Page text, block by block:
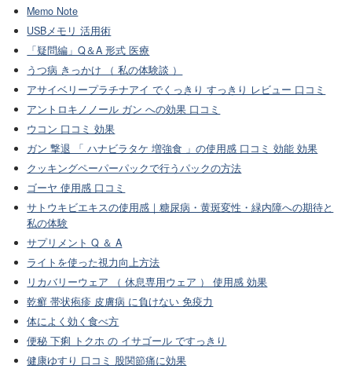
Memo Note
USBメモリ 活用術
「疑問編」Q＆A 形式 医療
うつ病 きっかけ （ 私の体験談 ）
アサイベリープラチナアイ でくっきり すっきり レビュー 口コミ
アントロキノノール ガン への効果 口コミ
ウコン 口コミ 効果
ガン 撃退 「 ハナビラタケ 増強食 」の使用感 口コミ 効能 効果
クッキングペーパーパックで行うパックの方法
ゴーヤ 使用感 口コミ
サトウキビエキスの使用感｜糖尿病・黄斑変性・緑内障への期待と
私の体験
サプリメント Q ＆ A
ライトを使った視力向上方法
リカバリーウェア （ 休息専用ウェア ） 使用感 効果
乾癬 帯状疱疹 皮膚病 に負けない 免疫力
体によく効く食べ方
便秘 下痢 トクホ の イサゴール ですっきり
健康ゆすり 口コミ 股関節痛に効果